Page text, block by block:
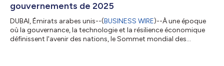
gouvernements de 2025
DUBAI, Émirats arabes unis--(BUSINESS WIRE)--À une époque
où la gouvernance, la technologie et la résilience économique
définissent l'avenir des nations, le Sommet mondial des